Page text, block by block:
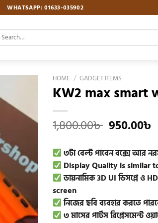
WHATSAPP: 01633-035902
Search
for:
Add to
wishlist
HOME / GADGET ITEMS
KW2 max smart
1,800.00৳ Original
was:
950.00৳
৩টা বেল্ট পাবেন বক্সে আর
Display Quality is similar
ডায়নামিক 3D UI ডিসপ্লে ও
screen
নিজের ছবি ব্যবহার করতে
৩ মাসের পার্টস রিপ্লেসমেন্ট